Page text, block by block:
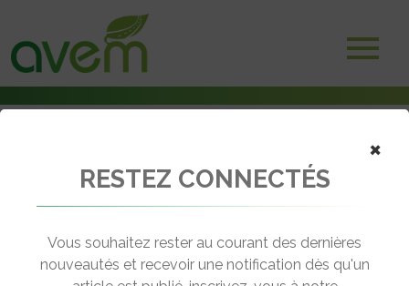
En Europe, les ventes de Volvo sont emportées par les électriques
← Revenir aux actualités
×
RESTEZ CONNECTÉS
Vous souhaitez rester au courant des dernières
nouveautés et recevoir une notification dès qu'un